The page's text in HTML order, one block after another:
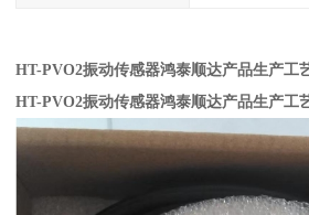
HT-PVO2振动传感器鸿泰顺达产品生产工
HT-PVO2振动传感器鸿泰顺达产品生产工